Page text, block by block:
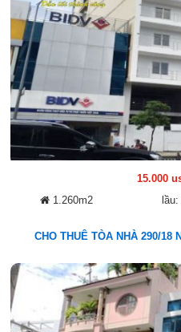
15.000
1.260m2
CHO THUÊ TÒA NHÀ 290/18